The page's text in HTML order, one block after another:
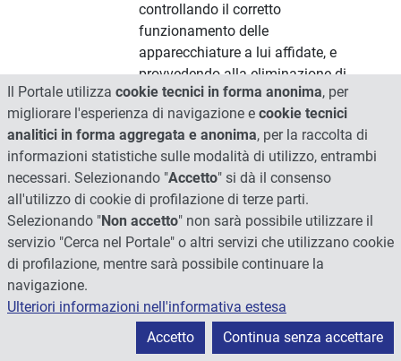
controllando il corretto
funzionamento delle
apparecchiature a lui affidate, e
provvedendo alla eliminazione di
inconvenienti di modesta entità,
attuando programmi di verifica e
controllo a garanzia della qualità
secondo indicatori e standard
predefiniti; concorrere direttamente
all'aggiornamento relativo al
proprio profilo professionale e alla
ricerca; avere sviluppato,
nell'organizzazione del piano di
scientifiche culturali e pratiche
attinenti alla professione di
Laureato in Tecniche di Radiologia
Il Portale utilizza cookie tecnici in forma anonima, per
migliorare l'esperienza di navigazione e cookie tecnici
analitici in forma aggregata e anonima, per la raccolta di
informazioni statistiche sulle modalità di utilizzo, entrambi
necessari. Selezionando "Accetto" si dà il consenso
all'utilizzo di cookie di profilazione di terze parti.
Selezionando "Non accetto" non sarà possibile utilizzare il
servizio "Cerca nel Portale" o altri servizi che utilizzano cookie
di profilazione, mentre sarà possibile continuare la
navigazione.
Ulteriori informazioni nell'informativa estesa
Accetto
Continua senza accettare